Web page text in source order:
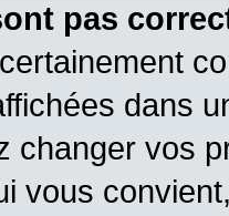
pas
dans
changer vos
vous